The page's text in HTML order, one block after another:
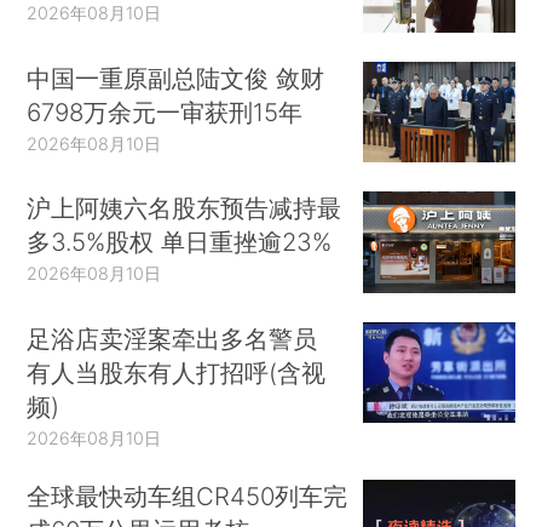
2026年08月10日
中国一重原副总陆文俊 敛财
6798万余元一审获刑15年
2026年08月10日
沪上阿姨六名股东预告减持最
多3.5%股权 单日重挫逾23%
2026年08月10日
足浴店卖淫案牵出多名警员
有人当股东有人打招呼(含视
频)
2026年08月10日
全球最快动车组CR450列车完